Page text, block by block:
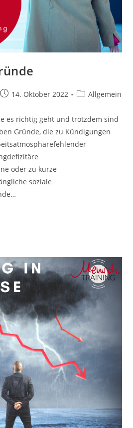
Beitrag14. Oktober 2022
Beitrags-
Allgemein
es richtig geht und trotzdem sind
Gründe, die zu Kündigungen
oder zu kurze
soziale